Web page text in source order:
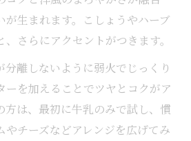
が生まれます。こしょうやハーブ
さらにアクセントがつきます。
分離しないように弱火でじっくり
ーを加えることでツヤとコクがア
方は、最初に牛乳のみで試し、慣
やチーズなどアレンジを広げてみ